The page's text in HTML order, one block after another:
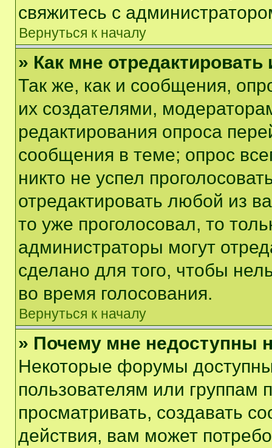
свяжитесь с
Вернуться к началу
» Как мне
Так же, как и сообщения,
их создателями,
редактирования опроса
сообщения в теме; опрос
никто не успел
отредактировать любой из
то уже проголосовал, то
администраторы могут
сделано для того, чтобы
во время голосования.
Вернуться к началу
» Почему мне недоступны
Некоторые форумы
пользователям или группам
просматривать, создавать
действия, вам может